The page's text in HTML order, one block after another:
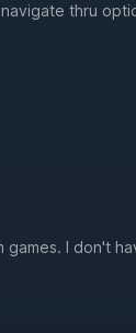
thru
I don't